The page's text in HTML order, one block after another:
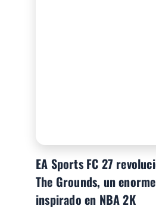
EA Sports FC 27
The Grounds, un
inspirado en NBA 2K